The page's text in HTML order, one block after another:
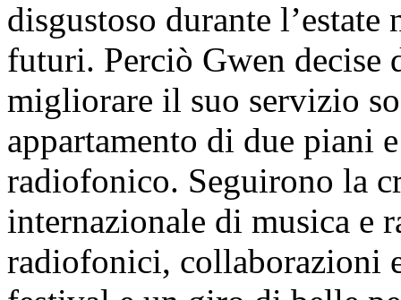
disgustoso durante
futuri. Perciò Gwen decise
migliorare il suo servizio
appartamento di due piani
radiofonico. Seguirono la
internazionale di musica e
radiofonici, collaborazioni